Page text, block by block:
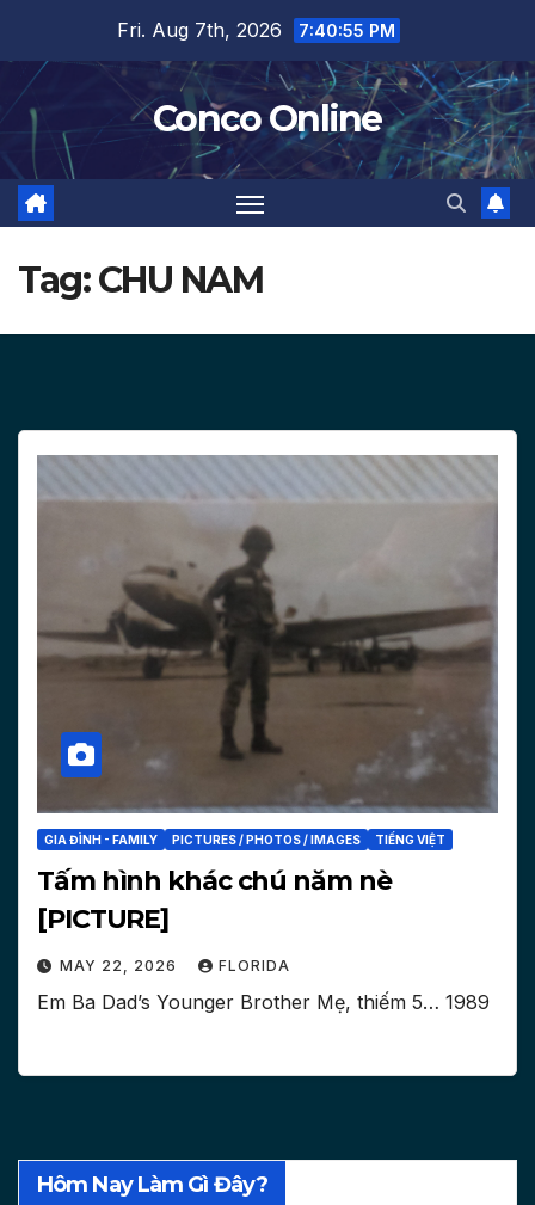
content
Fri. Aug 7th, 2026 7:40:55 PM
Conco Online
Tag:CHU NAM
GIA ĐÌNH - FAMILY PICTURES / PHOTOS / IMAGES TIẾNG VIỆT
Tấm hình khác chú năm nè
[PICTURE]
MAY 22, 2026 FLORIDA
Em Ba Dad’s Younger Brother Mẹ, thiếm 5… 1989
Hôm Nay Làm Gì Đây?